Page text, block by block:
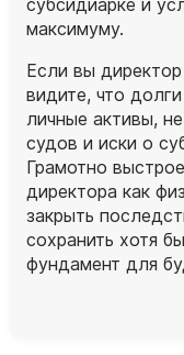
субсидиарке и
максимуму.
Если вы
видите, что
личные активы,
судов и иски о
Грамотно
директора как
закрыть
сохранить хотя
фундамент для